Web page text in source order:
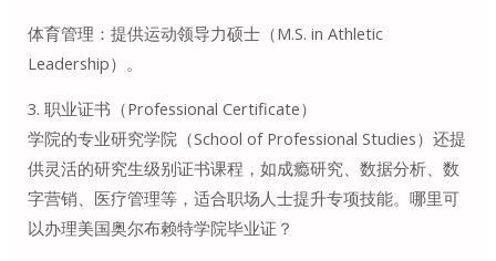
体育管理：提供运动领导力硕士（M.S. in Athletic
Leadership）。
3. 职业证书（Professional Certificate）
学院的专业研究学院（School of Professional Studies）还提
供灵活的研究生级别证书课程，如成瘾研究、数据分析、数
字营销、医疗管理等，适合职场人士提升专项技能。哪里可
以办理美国奥尔布赖特学院毕业证？